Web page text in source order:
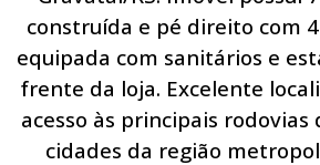
construída e pé direito com
equipada com sanitários e
frente da loja. Excelente
acesso às principais rodovias
cidades da região